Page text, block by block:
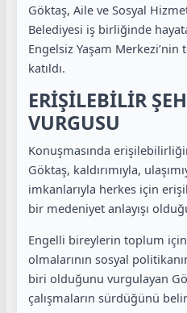
Göktaş, Aile ve Sosyal
Belediyesi iş birliğinde
Engelsiz Yaşam
katıldı.
ERİŞİLEBİLİR
VURGUSU
Konuşmasında
Göktaş, kaldırımıyla,
imkanlarıyla herkes için
bir medeniyet anlayışı
Engelli bireylerin toplum
olmalarının sosyal
biri olduğunu vurgulayan
çalışmaların sürdüğünü